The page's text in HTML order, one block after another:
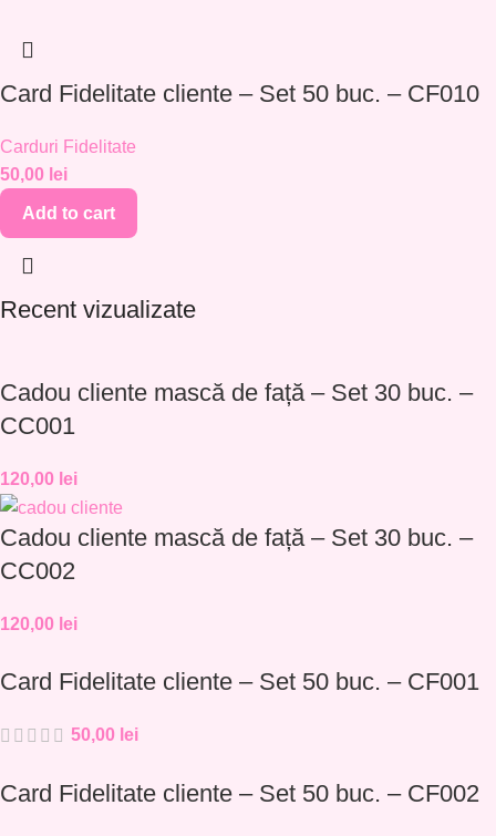
Card Fidelitate cliente – Set 50 buc. – CF010
Carduri Fidelitate
50,00 lei
Add to cart
Recent vizualizate
Cadou cliente mască de față – Set 30 buc. –
CC001
120,00 lei
Cadou cliente mască de față – Set 30 buc. –
CC002
120,00 lei
Card Fidelitate cliente – Set 50 buc. – CF001
50,00 lei
Card Fidelitate cliente – Set 50 buc. – CF002